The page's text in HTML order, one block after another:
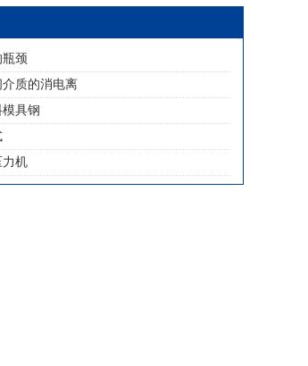
颈
质的消电离
具钢
力机